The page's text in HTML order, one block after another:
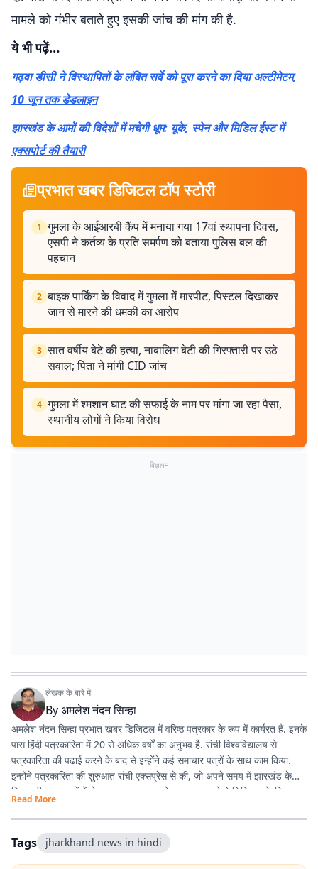
मामले को गंभीर बताते हुए इसकी जांच की मांग की है.
ये भी पढ़ें…
गढ़वा डीसी ने विस्थापितों के लंबित सर्वे को पूरा करने का दिया अल्टीमेटम,
10 जून तक डेडलाइन
झारखंड के आमों की विदेशों में मचेगी धूम: यूके, स्पेन और मिडिल ईस्ट में
एक्सपोर्ट की तैयारी
प्रभात खबर डिजिटल टॉप स्टोरी
1 गुमला के आईआरबी कैंप में मनाया गया 17वां स्थापना दिवस,
एसपी ने कर्तव्य के प्रति समर्पण को बताया पुलिस बल की
पहचान
2 बाइक पार्किंग के विवाद में गुमला में मारपीट, पिस्टल दिखाकर
जान से मारने की धमकी का आरोप
3 सात वर्षीय बेटे की हत्या, नाबालिग बेटी की गिरफ्तारी पर उठे
सवाल; पिता ने मांगी CID जांच
4 गुमला में श्मशान घाट की सफाई के नाम पर मांगा जा रहा पैसा,
स्थानीय लोगों ने किया विरोध
विज्ञापन
लेखक के बारे में
Byअमलेश नंदन सिन्हा
अमलेश नंदन सिन्हा प्रभात खबर डिजिटल में वरिष्ठ पत्रकार के रूप में कार्यरत हैं. इनके
पास हिंदी पत्रकारिता में 20 से अधिक वर्षों का अनुभव है. रांची विश्वविद्यालय से
पत्रकारिता की पढ़ाई करने के बाद से इन्होंने कई समाचार पत्रों के साथ काम किया.
इन्होंने पत्रकारिता की शुरुआत रांची एक्सप्रेस से की, जो अपने समय में झारखंड के
विश्वसनीय अखबारों में से एक था. एक दशक से ज्यादा समय से ये डिजिटल के लिए काम
कर रहे हैं. झारखंड की खबरों के अलावा, समसामयिक विषयों के बारे में भी लिखने में रुचि
रखते हैं. विज्ञान और आधुनिक चिकित्सा के बारे में देखना, पढ़ना और नई जानकारियां
प्राप्त करना इन्हें पसंद है.
Read More
Tags jharkhand news in hindi